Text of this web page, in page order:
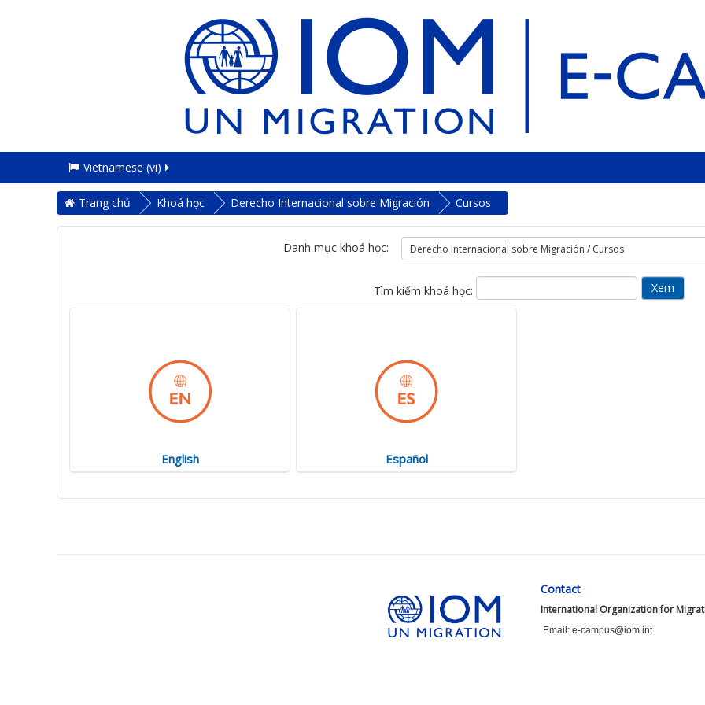
Vietnamese ‎(vi)‎
Trang chủ Khoá học Derecho Internacional sobre Migración Cursos
Danh mục khoá học:
Tìm kiếm khoá học:
English Español
Contact
International Organization for
Email: e-campus@iom.int